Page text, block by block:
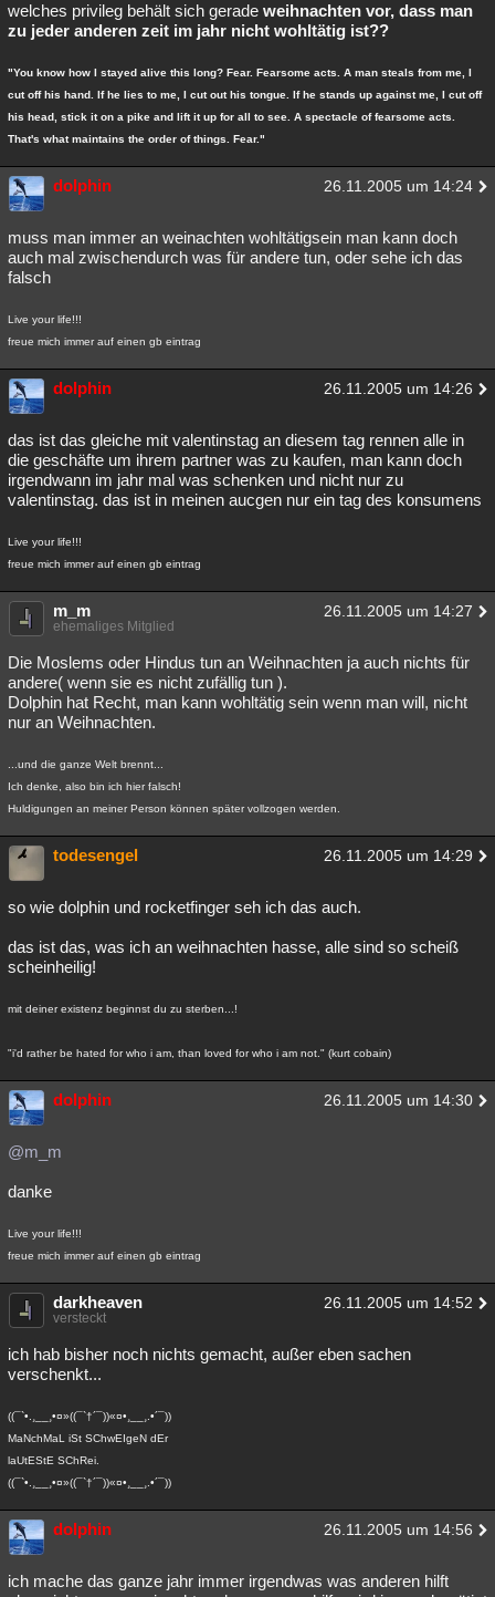
welches privileg behält sich gerade weihnachten vor, dass man
zu jeder anderen zeit im jahr nicht wohltätig ist??
"You know how I stayed alive this long? Fear. Fearsome acts. A man steals from me, I
cut off his hand. If he lies to me, I cut out his tongue. If he stands up against me, I cut off
his head, stick it on a pike and lift it up for all to see. A spectacle of fearsome acts.
That's what maintains the order of things. Fear."
dolphin 26.11.2005 um 14:24
muss man immer an weinachten wohltätigsein man kann doch
auch mal zwischendurch was für andere tun, oder sehe ich das
falsch
Live your life!!!
freue mich immer auf einen gb eintrag
dolphin 26.11.2005 um 14:26
das ist das gleiche mit valentinstag an diesem tag rennen alle in
die geschäfte um ihrem partner was zu kaufen, man kann doch
irgendwann im jahr mal was schenken und nicht nur zu
valentinstag. das ist in meinen aucgen nur ein tag des konsumens
Live your life!!!
freue mich immer auf einen gb eintrag
m_m 26.11.2005 um 14:27
ehemaliges Mitglied
Die Moslems oder Hindus tun an Weihnachten ja auch nichts für
andere( wenn sie es nicht zufällig tun ).
Dolphin hat Recht, man kann wohltätig sein wenn man will, nicht
nur an Weihnachten.
...und die ganze Welt brennt...
Ich denke, also bin ich hier falsch!
Huldigungen an meiner Person können später vollzogen werden.
todesengel 26.11.2005 um 14:29
so wie dolphin und rocketfinger seh ich das auch.
das ist das, was ich an weihnachten hasse, alle sind so scheiß
scheinheilig!
mit deiner existenz beginnst du zu sterben...!
"i'd rather be hated for who i am, than loved for who i am not." (kurt cobain)
dolphin 26.11.2005 um 14:30
@m_m
danke
Live your life!!!
freue mich immer auf einen gb eintrag
darkheaven 26.11.2005 um 14:52
versteckt
ich hab bisher noch nichts gemacht, außer eben sachen
verschenkt...
((¯`•.¸__¸•¤»((¯`†´¯))«¤•¸__¸.•´¯))
MaNchMaL iSt SChwEIgeN dEr
laUtEStE SChRei.
((¯`•.¸__¸•¤»((¯`†´¯))«¤•¸__¸.•´¯))
dolphin 26.11.2005 um 14:56
ich mache das ganze jahr immer irgendwas was anderen hilft